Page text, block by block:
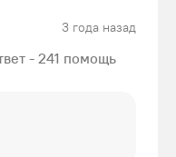
3 года назад
- 241 помощь